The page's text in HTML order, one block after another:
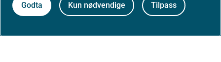
Godta Kun nødvendige Tilpass
Nyheter